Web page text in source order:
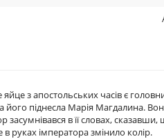
з апостольських часів є
його піднесла Марія Магдалина.
засумнівався в її словах,
руках імператора змінило колір.